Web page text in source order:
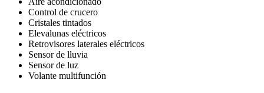
Control de crucero
Cristales tintados
Elevalunas eléctricos
Retrovisores laterales eléctricos
Sensor de lluvia
Sensor de luz
Volante multifunción